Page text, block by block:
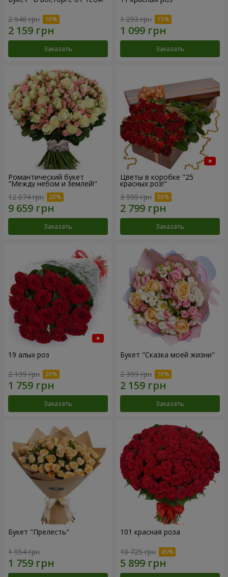
2 540 грн
Заказать
1 293 грн
Заказать
Романтический букет
"Между небом и землей!"
12 074 грн
Заказать
Цветы в коробке "25
красных роз!"
3 999 грн
Заказать
19 алых роз
2 199 грн
Заказать
Букет "Сказка моей жизни"
2 399 грн
Заказать
Букет "Прелесть"
1 954 грн
101 красная роза
10 725 грн